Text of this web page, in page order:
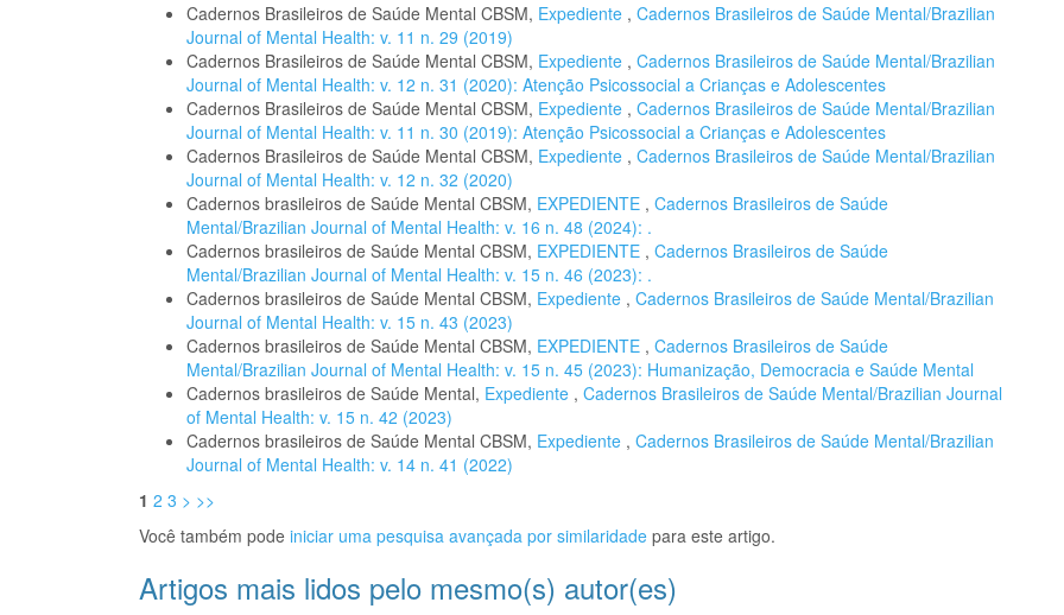
Cadernos Brasileiros de Saúde Mental CBSM, Expediente , Cadernos Brasileiros de Saúde Mental/Brazilian
Journal of Mental Health: v. 11 n. 29 (2019)
Cadernos Brasileiros de Saúde Mental CBSM, Expediente , Cadernos Brasileiros de Saúde Mental/Brazilian
Journal of Mental Health: v. 12 n. 31 (2020): Atenção Psicossocial a Crianças e Adolescentes
Cadernos Brasileiros de Saúde Mental CBSM, Expediente , Cadernos Brasileiros de Saúde Mental/Brazilian
Journal of Mental Health: v. 11 n. 30 (2019): Atenção Psicossocial a Crianças e Adolescentes
Cadernos Brasileiros de Saúde Mental CBSM, Expediente , Cadernos Brasileiros de Saúde Mental/Brazilian
Journal of Mental Health: v. 12 n. 32 (2020)
Cadernos brasileiros de Saúde Mental CBSM, EXPEDIENTE , Cadernos Brasileiros de Saúde
Mental/Brazilian Journal of Mental Health: v. 16 n. 48 (2024): .
Cadernos brasileiros de Saúde Mental CBSM, EXPEDIENTE , Cadernos Brasileiros de Saúde
Mental/Brazilian Journal of Mental Health: v. 15 n. 46 (2023): .
Cadernos brasileiros de Saúde Mental CBSM, Expediente , Cadernos Brasileiros de Saúde Mental/Brazilian
Journal of Mental Health: v. 15 n. 43 (2023)
Cadernos brasileiros de Saúde Mental CBSM, EXPEDIENTE , Cadernos Brasileiros de Saúde
Mental/Brazilian Journal of Mental Health: v. 15 n. 45 (2023): Humanização, Democracia e Saúde Mental
Cadernos brasileiros de Saúde Mental, Expediente , Cadernos Brasileiros de Saúde Mental/Brazilian Journal
of Mental Health: v. 15 n. 42 (2023)
Cadernos brasileiros de Saúde Mental CBSM, Expediente , Cadernos Brasileiros de Saúde Mental/Brazilian
Journal of Mental Health: v. 14 n. 41 (2022)
1 2 3 > >>
Você também pode iniciar uma pesquisa avançada por similaridade para este artigo.
Artigos mais lidos pelo mesmo(s) autor(es)